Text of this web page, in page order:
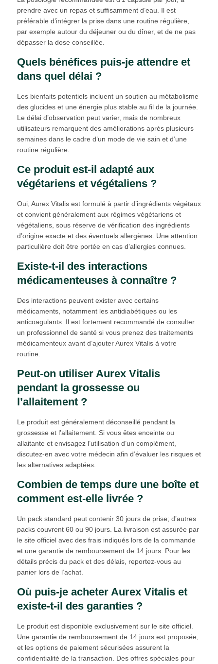
prendre avec un repas et suffisamment d’eau. Il est
préférable d’intégrer la prise dans une routine régulière,
par exemple autour du déjeuner ou du dîner, et de ne pas
dépasser la dose conseillée.
Quels bénéfices puis-je attendre et
dans quel délai ?
Les bienfaits potentiels incluent un soutien au métabolisme
des glucides et une énergie plus stable au fil de la journée.
Le délai d’observation peut varier, mais de nombreux
utilisateurs remarquent des améliorations après plusieurs
semaines dans le cadre d’un mode de vie sain et d’une
routine régulière.
Ce produit est-il adapté aux
végétariens et végétaliens ?
Oui, Aurex Vitalis est formulé à partir d’ingrédients végétaux
et convient généralement aux régimes végétariens et
végétaliens, sous réserve de vérification des ingrédients
d’origine exacte et des éventuels allergènes. Une attention
particulière doit être portée en cas d’allergies connues.
Existe-t-il des interactions
médicamenteuses à connaître ?
Des interactions peuvent exister avec certains
médicaments, notamment les antidiabétiques ou les
anticoagulants. Il est fortement recommandé de consulter
un professionnel de santé si vous prenez des traitements
médicamenteux avant d’ajouter Aurex Vitalis à votre
routine.
Peut-on utiliser Aurex Vitalis
pendant la grossesse ou
l’allaitement ?
Le produit est généralement déconseillé pendant la
grossesse et l’allaitement. Si vous êtes enceinte ou
allaitante et envisagez l’utilisation d’un complément,
discutez-en avec votre médecin afin d’évaluer les risques et
les alternatives adaptées.
Combien de temps dure une boîte et
comment est-elle livrée ?
Un pack standard peut contenir 30 jours de prise; d’autres
packs couvrent 60 ou 90 jours. La livraison est assurée par
le site officiel avec des frais indiqués lors de la commande
et une garantie de remboursement de 14 jours. Pour les
détails précis du pack et des délais, reportez-vous au
panier lors de l’achat.
Où puis-je acheter Aurex Vitalis et
existe-t-il des garanties ?
Le produit est disponible exclusivement sur le site officiel.
Une garantie de remboursement de 14 jours est proposée,
et les options de paiement sécurisées assurent la
confidentialité de la transaction. Des offres spéciales pour